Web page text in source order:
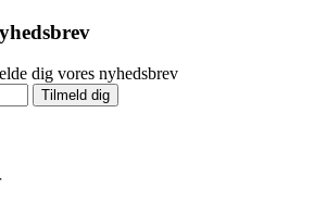
dig vores nyhedsbrev
Tilmeld dig